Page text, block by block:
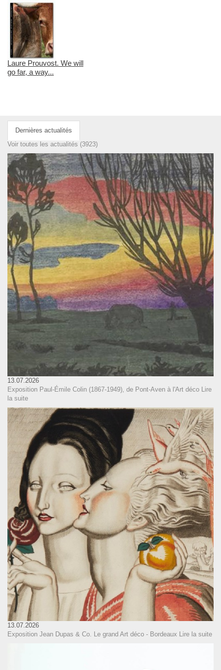
Laure Prouvost. We will
go far, a way...
Dernières actualités
Voir toutes les actualités (3923)
13.07.2026
Exposition Paul-Émile Colin (1867-1949), de Pont-Aven à l'Art déco Lire
la suite
13.07.2026
Exposition Jean Dupas & Co. Le grand Art déco - Bordeaux Lire la suite